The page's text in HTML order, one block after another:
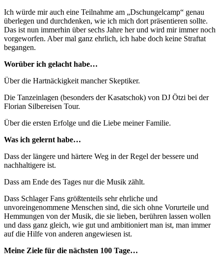
Ich würde mir auch eine Teilnahme am „Dschungelcamp“ genau
überlegen und durchdenken, wie ich mich dort präsentieren sollte.
Das ist nun immerhin über sechs Jahre her und wird mir immer noch
vorgeworfen. Aber mal ganz ehrlich, ich habe doch keine Straftat
begangen.
Worüber ich gelacht habe…
Über die Hartnäckigkeit mancher Skeptiker.
Die Tanzeinlagen (besonders der Kasatschok) von DJ Ötzi bei der
Florian Silbereisen Tour.
Über die ersten Erfolge und die Liebe meiner Familie.
Was ich gelernt habe…
Dass der längere und härtere Weg in der Regel der bessere und
nachhaltigere ist.
Dass am Ende des Tages nur die Musik zählt.
Dass Schlager Fans größtenteils sehr ehrliche und
unvoreingenommene Menschen sind, die sich ohne Vorurteile und
Hemmungen von der Musik, die sie lieben, berühren lassen wollen
und dass ganz gleich, wie gut und ambitioniert man ist, man immer
auf die Hilfe von anderen angewiesen ist.
Meine Ziele für die nächsten 100 Tage…